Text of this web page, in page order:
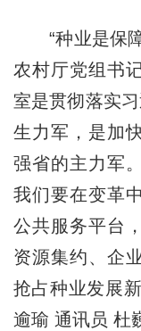
“种业是保障
农村厅党组书
室是贯彻落实
生力军，是加
强省的主力军
我们要在变革
公共服务平台
资源集约、企
抢占种业发展
逾瑜 通讯员 杜